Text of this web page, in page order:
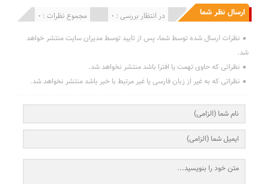
ارسال نظر شما مجموع نظرات : 0 در انتظار بررسی : 0 انتشار یافته : 0
نظرات ارسال شده توسط شما، پس از تایید توسط مدیران سایت منتشر خواهد
شد.
نظراتی که حاوی تهمت یا افترا باشد منتشر نخواهد شد.
نظراتی که به غیر از زبان فارسی یا غیر مرتبط با خبر باشد منتشر نخواهد شد.